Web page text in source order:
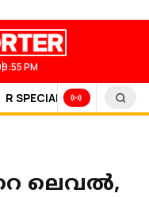
PM
R SPECIAL SPORTS
ലെവൽ,